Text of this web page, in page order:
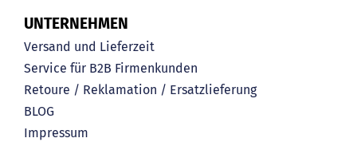
UNTERNEHMEN
Versand und Lieferzeit
Service für B2B Firmenkunden
Retoure / Reklamation / Ersatzlieferung
BLOG
Impressum